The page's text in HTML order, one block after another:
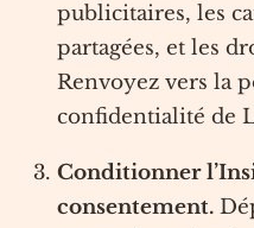
publicitaires, les
partagées, et les
Renvoyez vers la
confidentialité de
Conditionner
consentement.